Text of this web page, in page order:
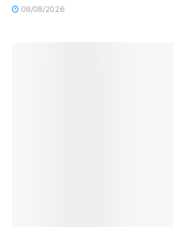
08/08/2026